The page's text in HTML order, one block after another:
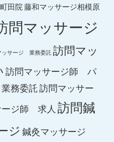
田院藤和マッサージ相模原
問マッサージ
ッサージ 業務委託 訪問マッ
訪問マッサージ師 パ
務委託訪問マッサー
ージ師 求人 訪問鍼
ジ 鍼灸マッサージ